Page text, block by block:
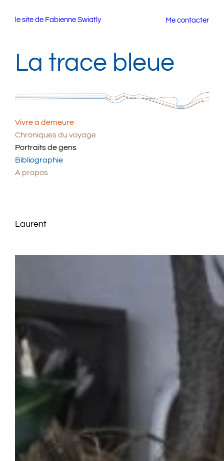
le site de Fabienne Swiatly Me contacter
La trace bleue
Vivre à demeure
Chroniques du voyage
Portraits de gens
Bibliographie
A propos
Laurent